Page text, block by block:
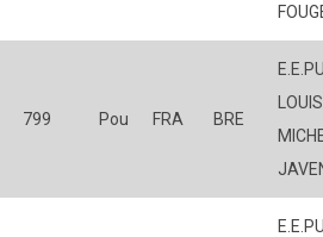
799 Pou FRA BRE